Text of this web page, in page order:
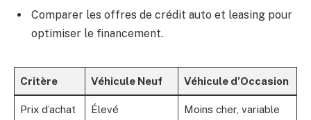
Comparer les offres de crédit auto et leasing pour
optimiser le financement.
Critère Véhicule Neuf Véhicule d’Occasion
Prix d’achat Élevé
Moins cher, variable